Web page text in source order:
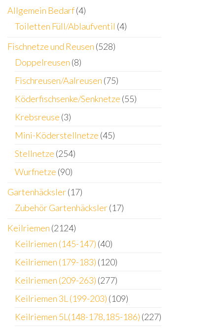
Allgemein Bedarf(4)
Toiletten Füll/Ablaufventil (4)
Fischnetze und Reusen (528)
Doppelreusen (8)
Fischreusen/Aalreusen (75)
Köderfischsenke/Senknetze (55)
Krebsreuse (3)
Mini-Köderstellnetze (45)
Stellnetze (254)
Wurfnetze (90)
Gartenhäcksler(17)
Zubehör Gartenhäcksler(17)
Keilriemen (2124)
Keilriemen (145-147) (40)
Keilriemen (179-183) (120)
Keilriemen (209-263) (277)
Keilriemen 3L (199-203) (109)
Keilriemen 5L(148-178,185-186) (227)